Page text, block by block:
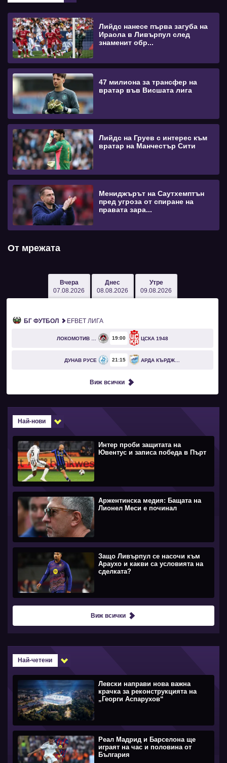
Лийдс нанесе първа загуба на
Ираола в Ливърпул след
знаменит обр...
47 милиона за трансфер на
вратар във Висшата лига
Лийдс на Груев с интерес към
вратар на Манчестър Сити
Мениджърът на Саутхемптън
пред угроза от спиране на
правата зара...
От мрежата
Вчера
07.08.2026
Днес
08.08.2026
Утре
09.08.2026
БГ ФУТБОЛ EFBET ЛИГА
19 00 ЦСКА 1948
ДУНАВ РУСЕ 21 15 АРДА КЪРДЖАЛИ
Виж всички
Най-нови
Интер проби защитата на
Ювентус и записа победа в Пърт
Аржентинска медия: Бащата на
Лионел Меси е починал
Защо Ливърпул се насочи към
Араухо и какви са условията на
сделката?
Виж всички
Най-четени
Левски направи нова важна
крачка за реконструкцията на
„Георги Аспарухов“
Реал Мадрид и Барселона ще
играят на час и половина от
България